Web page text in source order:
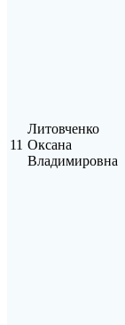
11
Литовченко
Оксана
Владимировна